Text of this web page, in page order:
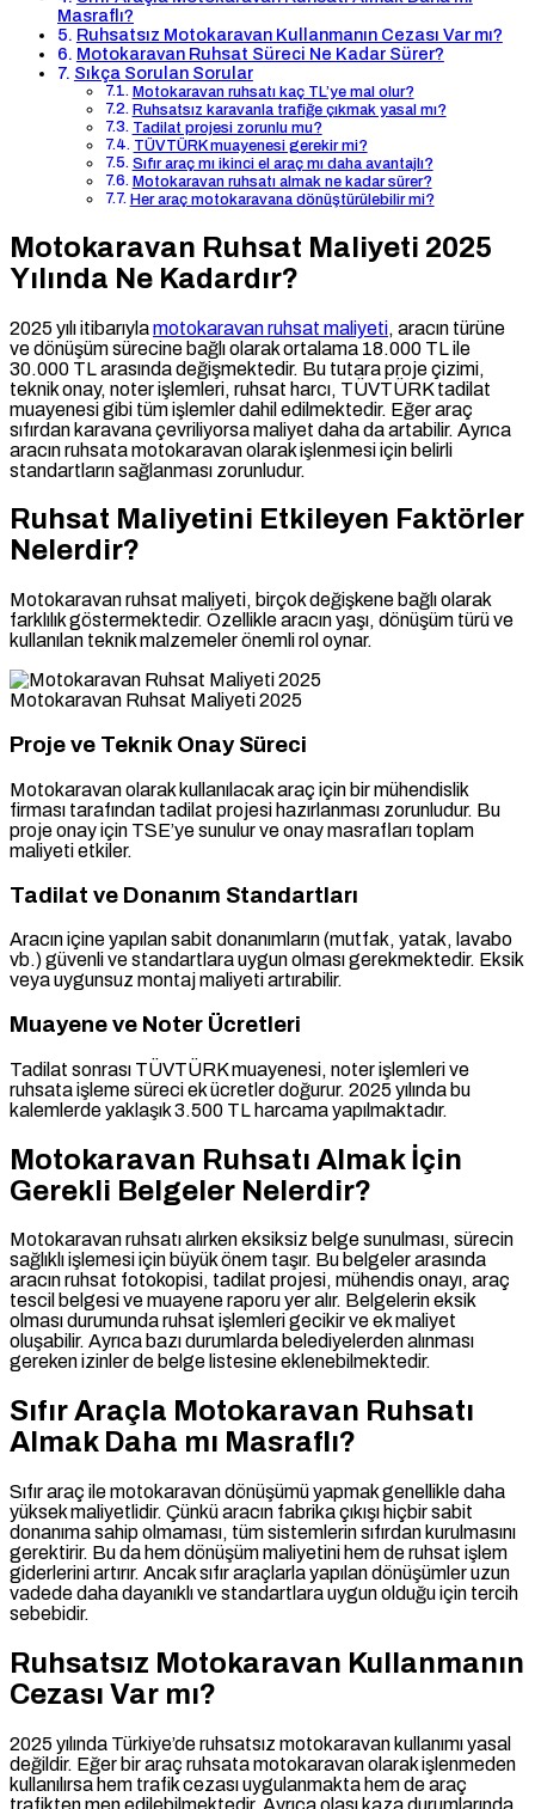
Masraflı?
Ruhsatsız Motokaravan Kullanmanın Cezası Var mı?
Motokaravan Ruhsat Süreci Ne Kadar Sürer?
Sıkça Sorulan Sorular
Motokaravan ruhsatı kaç TL’ye mal olur?
Ruhsatsız karavanla trafiğe çıkmak yasal mı?
Tadilat projesi zorunlu mu?
TÜVTÜRK muayenesi gerekir mi?
Sıfır araç mı ikinci el araç mı daha avantajlı?
Motokaravan ruhsatı almak ne kadar sürer?
Her araç motokaravana dönüştürülebilir mi?
Motokaravan Ruhsat Maliyeti 2025
Yılında Ne Kadardır?
2025 yılı itibarıylamotokaravan ruhsat maliyeti, aracın türüne
ve dönüşüm sürecine bağlı olarak ortalama 18.000 TL ile
30.000 TL arasında değişmektedir. Bu tutara proje çizimi,
teknik onay, noter işlemleri, ruhsat harcı, TÜVTÜRK tadilat
muayenesi gibi tüm işlemler dahil edilmektedir. Eğer araç
sıfırdan karavana çevriliyorsa maliyet daha da artabilir. Ayrıca
aracın ruhsata motokaravan olarak işlenmesi için belirli
standartların sağlanması zorunludur.
Ruhsat Maliyetini Etkileyen Faktörler
Nelerdir?
Motokaravan ruhsat maliyeti, birçok değişkene bağlı olarak
farklılık göstermektedir. Özellikle aracın yaşı, dönüşüm türü ve
kullanılan teknik malzemeler önemli rol oynar.
Motokaravan Ruhsat Maliyeti 2025
Proje ve Teknik Onay Süreci
Motokaravan olarak kullanılacak araç için bir mühendislik
firması tarafından tadilat projesi hazırlanması zorunludur. Bu
proje onay için TSE’ye sunulur ve onay masrafları toplam
maliyeti etkiler.
Tadilat ve Donanım Standartları
Aracın içine yapılan sabit donanımların (mutfak, yatak, lavabo
vb.) güvenli ve standartlara uygun olması gerekmektedir. Eksik
veya uygunsuz montaj maliyeti artırabilir.
Muayene ve Noter Ücretleri
Tadilat sonrası TÜVTÜRK muayenesi, noter işlemleri ve
ruhsata işleme süreci ek ücretler doğurur. 2025 yılında bu
kalemlerde yaklaşık 3.500 TL harcama yapılmaktadır.
Motokaravan Ruhsatı Almak İçin
Gerekli Belgeler Nelerdir?
Motokaravan ruhsatı alırken eksiksiz belge sunulması, sürecin
sağlıklı işlemesi için büyük önem taşır. Bu belgeler arasında
aracın ruhsat fotokopisi, tadilat projesi, mühendis onayı, araç
tescil belgesi ve muayene raporu yer alır. Belgelerin eksik
olması durumunda ruhsat işlemleri gecikir ve ek maliyet
oluşabilir. Ayrıca bazı durumlarda belediyelerden alınması
gereken izinler de belge listesine eklenebilmektedir.
Sıfır Araçla Motokaravan Ruhsatı
Almak Daha mı Masraflı?
Sıfır araç ile motokaravan dönüşümü yapmak genellikle daha
yüksek maliyetlidir. Çünkü aracın fabrika çıkışı hiçbir sabit
donanıma sahip olmaması, tüm sistemlerin sıfırdan kurulmasını
gerektirir. Bu da hem dönüşüm maliyetini hem de ruhsat işlem
giderlerini artırır. Ancak sıfır araçlarla yapılan dönüşümler uzun
vadede daha dayanıklı ve standartlara uygun olduğu için tercih
sebebidir.
Ruhsatsız Motokaravan Kullanmanın
Cezası Var mı?
2025 yılında Türkiye’de ruhsatsız motokaravan kullanımı yasal
değildir. Eğer bir araç ruhsata motokaravan olarak işlenmeden
kullanılırsa hem trafik cezası uygulanmakta hem de araç
trafikten men edilebilmektedir. Ayrıca olası kaza durumlarında